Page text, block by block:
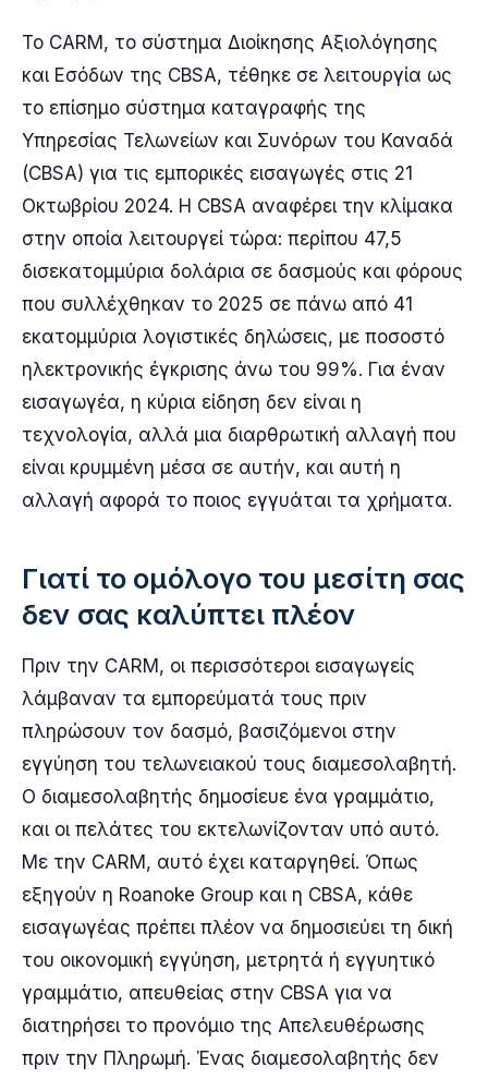
Το CARM, το σύστημα Διοίκησης Αξιολόγησης
και Εσόδων της CBSA, τέθηκε σε λειτουργία ως
το επίσημο σύστημα καταγραφής της
Υπηρεσίας Τελωνείων και Συνόρων του Καναδά
(CBSA) για τις εμπορικές εισαγωγές στις 21
Οκτωβρίου 2024. Η CBSA αναφέρει την κλίμακα
στην οποία λειτουργεί τώρα: περίπου 47,5
δισεκατομμύρια δολάρια σε δασμούς και φόρους
που συλλέχθηκαν το 2025 σε πάνω από 41
εκατομμύρια λογιστικές δηλώσεις, με ποσοστό
ηλεκτρονικής έγκρισης άνω του 99%. Για έναν
εισαγωγέα, η κύρια είδηση δεν είναι η
τεχνολογία, αλλά μια διαρθρωτική αλλαγή που
είναι κρυμμένη μέσα σε αυτήν, και αυτή η
αλλαγή αφορά το ποιος εγγυάται τα χρήματα.
Γιατί το ομόλογο του μεσίτη σας
δεν σας καλύπτει πλέον
Πριν την CARM, οι περισσότεροι εισαγωγείς
λάμβαναν τα εμπορεύματά τους πριν
πληρώσουν τον δασμό, βασιζόμενοι στην
εγγύηση του τελωνειακού τους διαμεσολαβητή.
Ο διαμεσολαβητής δημοσίευε ένα γραμμάτιο,
και οι πελάτες του εκτελωνίζονταν υπό αυτό.
Με την CARM, αυτό έχει καταργηθεί. Όπως
εξηγούν η Roanoke Group και η CBSA, κάθε
εισαγωγέας πρέπει πλέον να δημοσιεύει τη δική
του οικονομική εγγύηση, μετρητά ή εγγυητικό
γραμμάτιο, απευθείας στην CBSA για να
διατηρήσει το προνόμιο της Απελευθέρωσης
πριν την Πληρωμή. Ένας διαμεσολαβητής δεν